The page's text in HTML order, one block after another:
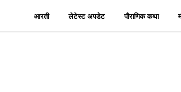
आरती लेटेस्ट अपडेट पौराणिक कथा